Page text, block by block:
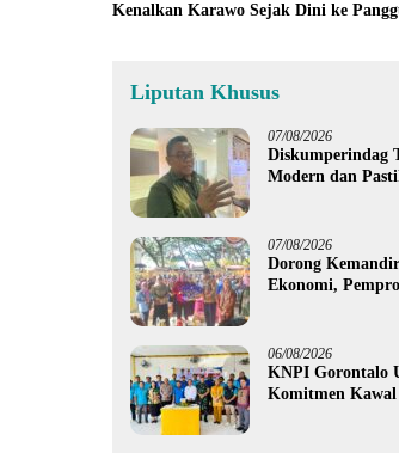
Kenalkan Karawo Sejak Dini ke
Liputan Khusus
07/08/2026
Diskumperindag
Modern dan
07/08/2026
Dorong
Ekonomi,
untuk 395 Pelaku
06/08/2026
KNPI Gorontalo
Komitmen